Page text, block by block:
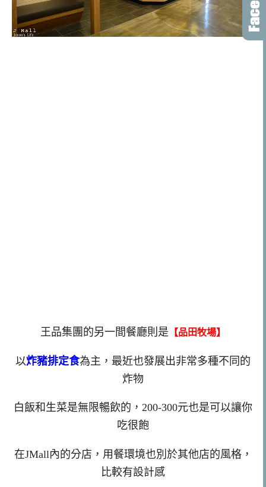
王品集團的另一間餐廳則是 【品田牧場】
以炸豬排定食為主，最近也發展出非常多種不同的
炸物
白飯和生菜是無限暢飲的，200-300元也是可以讓你
吃很飽
在JMall內的分店，用餐環境也別於其他店的風格，
比較有設計感